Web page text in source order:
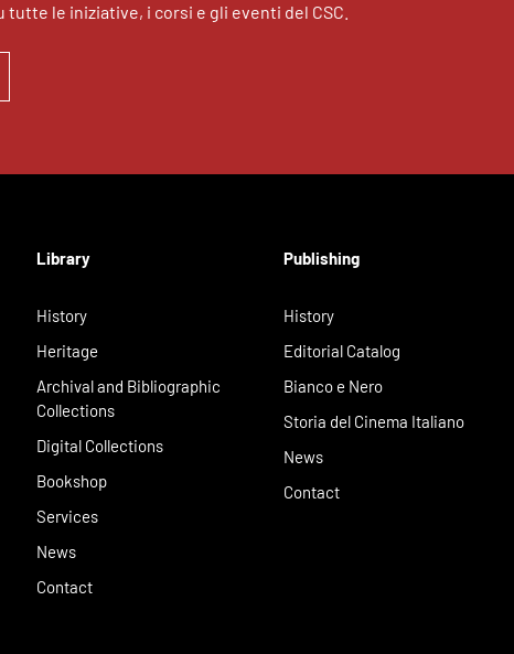
le iniziative, i corsi e gli eventi del CSC.
Library
History
Heritage
Archival and Bibliographic
Collections
Digital Collections
Bookshop
Services
News
Contact
Publishing
History
Editorial Catalog
Bianco e Nero
Storia del Cinema Italiano
News
Contact